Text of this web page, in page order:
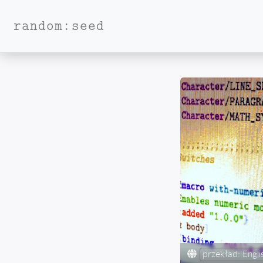
random:seed
przekład: